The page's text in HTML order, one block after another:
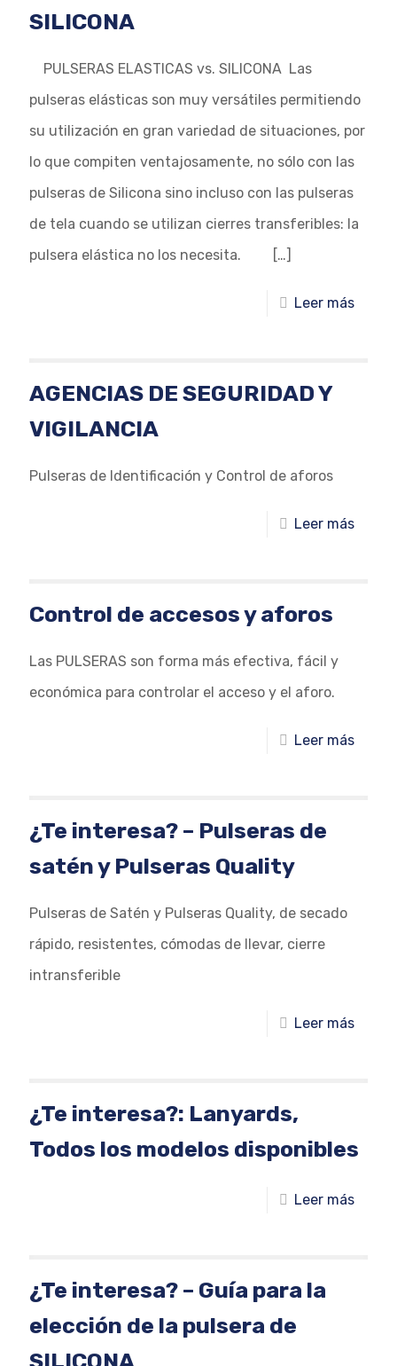
SILICONA
PULSERAS ELASTICAS vs. SILICONA Las
pulseras elásticas son muy versátiles permitiendo
su utilización en gran variedad de situaciones, por
lo que compiten ventajosamente, no sólo con las
pulseras de Silicona sino incluso con las pulseras
de tela cuando se utilizan cierres transferibles: la
pulsera elástica no los necesita.
[…]
Leer más
AGENCIAS DE SEGURIDAD Y
VIGILANCIA
Pulseras de Identificación y Control de aforos
Leer más
Control de accesos y aforos
Las PULSERAS son forma más efectiva, fácil y
económica para controlar el acceso y el aforo.
Leer más
¿Te interesa? – Pulseras de
satén y Pulseras Quality
Pulseras de Satén y Pulseras Quality, de secado
rápido, resistentes, cómodas de llevar, cierre
intransferible
Leer más
¿Te interesa?: Lanyards,
Todos los modelos disponibles
Leer más
¿Te interesa? – Guía para la
elección de la pulsera de